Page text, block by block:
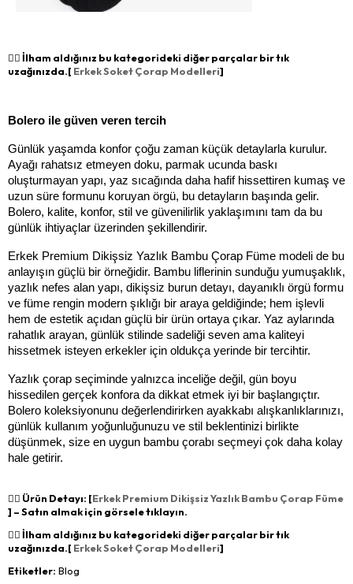
👉🏻 İlham aldığınız bu kategorideki diğer parçalar bir tık
uzağınızda.[ Erkek Soket Çorap Modelleri]
Bolero ile güven veren tercih
Günlük yaşamda konfor çoğu zaman küçük detaylarla kurulur.
Ayağı rahatsız etmeyen doku, parmak ucunda baskı
oluşturmayan yapı, yaz sıcağında daha hafif hissettiren kumaş ve
uzun süre formunu koruyan örgü, bu detayların başında gelir.
Bolero, kalite, konfor, stil ve güvenilirlik yaklaşımını tam da bu
günlük ihtiyaçlar üzerinden şekillendirir.
Erkek Premium Dikişsiz Yazlık Bambu Çorap Füme modeli de bu
anlayışın güçlü bir örneğidir. Bambu liflerinin sunduğu yumuşaklık,
yazlık nefes alan yapı, dikişsiz burun detayı, dayanıklı örgü formu
ve füme rengin modern şıklığı bir araya geldiğinde; hem işlevli
hem de estetik açıdan güçlü bir ürün ortaya çıkar. Yaz aylarında
rahatlık arayan, günlük stilinde sadeliği seven ama kaliteyi
hissetmek isteyen erkekler için oldukça yerinde bir tercihtir.
Yazlık çorap seçiminde yalnızca inceliğe değil, gün boyu
hissedilen gerçek konfora da dikkat etmek iyi bir başlangıçtır.
Bolero koleksiyonunu değerlendirirken ayakkabı alışkanlıklarınızı,
günlük kullanım yoğunluğunuzu ve stil beklentinizi birlikte
düşünmek, size en uygun bambu çorabı seçmeyi çok daha kolay
hale getirir.
👉🏻 Ürün Detayı: [Erkek Premium Dikişsiz Yazlık Bambu Çorap Füme
] – Satın almak için görsele tıklayın.
👉🏻 İlham aldığınız bu kategorideki diğer parçalar bir tık
uzağınızda.[ Erkek Soket Çorap Modelleri]
Etiketler: Blog